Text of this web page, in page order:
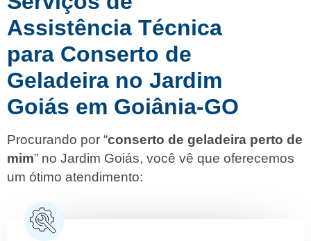
Assistência Técnica
para Conserto de
Geladeira no Jardim
Goiás em Goiânia-GO
Procurando por “conserto de geladeira perto de
mim” no Jardim Goiás, você vê que oferecemos
um ótimo atendimento: